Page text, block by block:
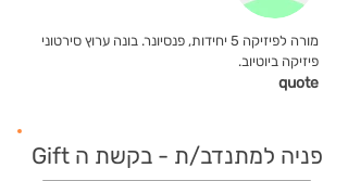
מורה לפיזיקה 5 יחידות, פנסיונר. בונה ערוץ סירטוני
פיזיקה ביוטיוב.
quote
פניה למתנדב/ת - בקשת ה Gift